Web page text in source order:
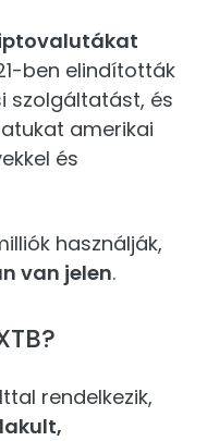
ben elindították
szolgáltatást, és
amerikai
és
használják,
van jelen.
rendelkezik,